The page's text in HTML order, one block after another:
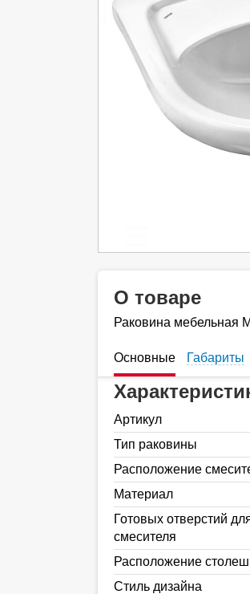
О товаре
Раковина мебельная
Основные Габариты
Артикул
Тип раковины
Расположение
Материал
Готовых отверстий
смесителя
Расположение
Стиль дизайна